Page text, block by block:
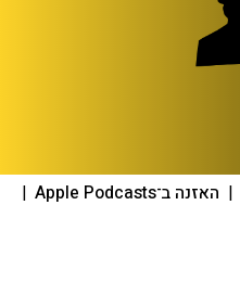
| האזנה ב־Apple Podcasts |